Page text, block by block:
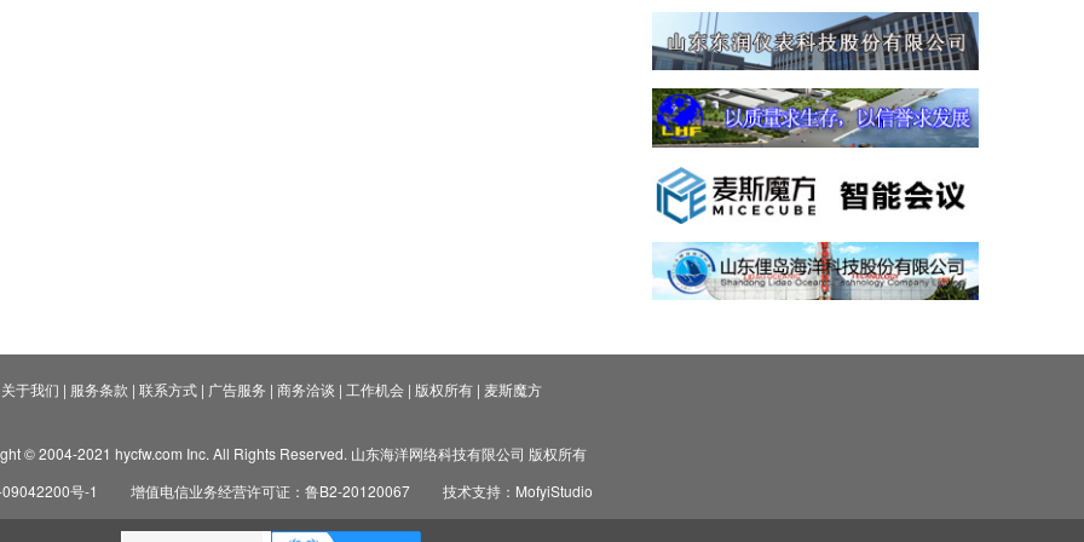
关于我们 | 服务条款 | 联系方式| 广告服务 | 商务洽谈 | 工作机会| 版权所有| 麦斯魔方
© 2004-2021 hycfw.com Inc. All Rights Reserved. 山东海洋网络科技有限公司 版权所有
号-1
增值电信业务经营许可证：鲁B2-20120067 技术支持：MofyiStudio